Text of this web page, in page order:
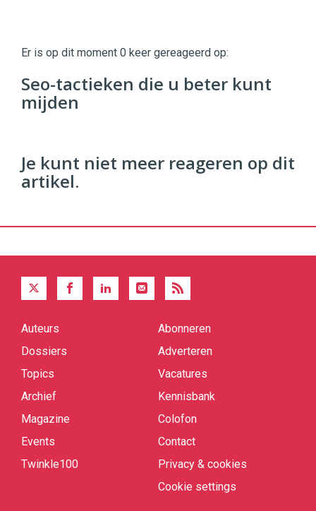
|
Digital
Commerce https://twinklemagazine.nl
96 54
Er is op dit moment 0 keer gereageerd op:
Seo-tactieken die u beter kunt
mijden
Je kunt niet meer reageren op dit
artikel.
Quick
Auteurs
Dossiers
Topics
Archief
Magazine
Events
Twinkle100
Abonneren
Adverteren
Vacatures
Kennisbank
Colofon
Contact
Privacy & cookies
Cookie settings